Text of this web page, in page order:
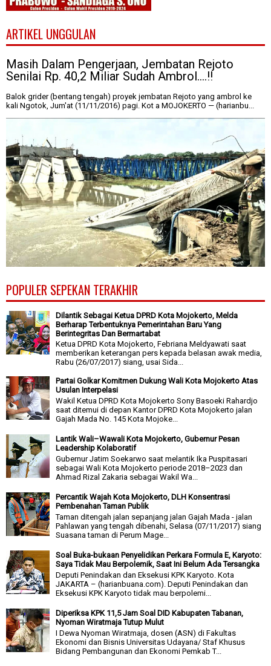
ARTIKEL UNGGULAN
Masih Dalam Pengerjaan, Jembatan Rejoto
Senilai Rp. 40,2 Miliar Sudah Ambrol....!!
Balok grider (bentang tengah) proyek jembatan Rejoto yang ambrol ke
kali Ngotok, Jum'at (11/11/2016) pagi. Kot a MOJOKERTO — (harianbu...
POPULER SEPEKAN TERAKHIR
Dilantik Sebagai Ketua DPRD Kota Mojokerto, Melda
Berharap Terbentuknya Pemerintahan Baru Yang
Berintegritas Dan Bermartabat
Ketua DPRD Kota Mojokerto, Febriana Meldyawati saat
memberikan keterangan pers kepada belasan awak media,
Rabu (26/07/2017) siang, usai Sida...
Partai Golkar Komitmen Dukung Wali Kota Mojokerto Atas
Usulan Interpelasi
Wakil Ketua DPRD Kota Mojokerto Sony Basoeki Rahardjo
saat ditemui di depan Kantor DPRD Kota Mojokerto jalan
Gajah Mada No. 145 Kota Mojoke...
Lantik Wali–Wawali Kota Mojokerto, Gubernur Pesan
Leadership Kolaboratif
Gubernur Jatim Soekarwo saat melantik Ika Puspitasari
sebagai Wali Kota Mojokerto periode 2018–2023 dan
Ahmad Rizal Zakaria sebagai Wakil Wa...
Percantik Wajah Kota Mojokerto, DLH Konsentrasi
Pembenahan Taman Publik
Taman ditengah jalan sepanjang jalan Gajah Mada - jalan
Pahlawan yang tengah dibenahi, Selasa (07/11/2017) siang
Suasana taman di Perum Mage...
Soal Buka-bukaan Penyelidikan Perkara Formula E, Karyoto:
Saya Tidak Mau Berpolemik, Saat Ini Belum Ada Tersangka
Deputi Penindakan dan Eksekusi KPK Karyoto. Kota
JAKARTA – (harianbuana.com). Deputi Penindakan dan
Eksekusi KPK Karyoto tidak mau berpolemi...
Diperiksa KPK 11,5 Jam Soal DID Kabupaten Tabanan,
Nyoman Wiratmaja Tutup Mulut
I Dewa Nyoman Wiratmaja, dosen (ASN) di Fakultas
Ekonomi dan Bisnis Universitas Udayana/ Staf Khusus
Bidang Pembangunan dan Ekonomi Pemkab T...